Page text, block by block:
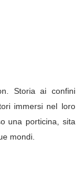
Storia ai confini
immersi nel loro
una porticina, sita
mondi.